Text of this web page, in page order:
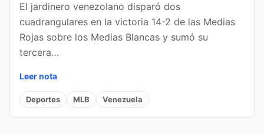
El jardinero venezolano disparó dos
cuadrangulares en la victoria 14-2 de las Medias
Rojas sobre los Medias Blancas y sumó su
tercera…
Leer nota
Deportes MLB Venezuela